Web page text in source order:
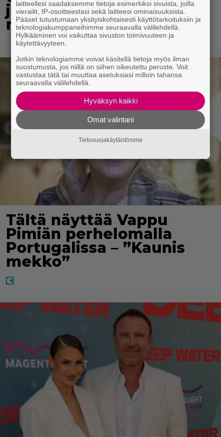
jekkujätkälle saapui
noutaja
Tältä näyttää Vappu
Pimiän perhelomalla
Portugalissa – ”Kaunis
mekko”
laitteellesi saadaksemme tietoja esimerkiksi sivuista, joilla
vierailit, IP-osoitteestasi sekä laitteesi ominaisuuksista.
Pääset tutustumaan yksityiskohtaisesti käyttötarkoituksiin ja
teknologiakumppaneihimme seuraavalla välilehdellä.
Hylkääminen voi vaikuttaa sivuston toimivuuteen ja
käytettävyyteen.
Jotkin teknologiamme voivat käsitellä tietoja myös ilman
suostumusta, jos niillä on siihen oikeutettu peruste. Voit
vastustaa tätä tai muuttaa asetuksiasi milloin tahansa
seuraavalla välilehdellä.
Hyväksyn kaikki
Omat valintani
Tietosuojakäytäntömme